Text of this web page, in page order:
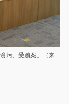
污、受贿案。（来